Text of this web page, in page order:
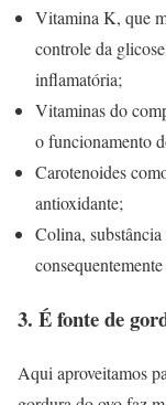
Vitamina K, que
controle da
inflamatória;
Vitaminas do
o funcionamento
Carotenoides
antioxidante;
Colina,
3. É fonte de
Aqui aproveitamos